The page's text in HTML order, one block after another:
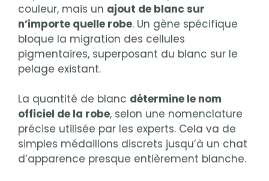
couleur, mais un ajout de blanc sur
n’importe quelle robe. Un gène spécifique
bloque la migration des cellules
pigmentaires, superposant du blanc sur le
pelage existant.
La quantité de blanc détermine le nom
officiel de la robe, selon une nomenclature
précise utilisée par les experts. Cela va de
simples médaillons discrets jusqu’à un chat
d’apparence presque entièrement blanche.